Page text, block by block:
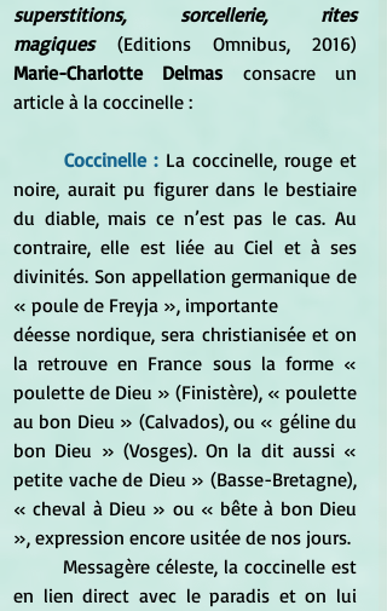
superstitions, sorcellerie, rites
magiques
Marie-Charlotte Delmas consacre un
article à la coccinelle :
Coccinelle : La coccinelle, rouge et
noire, aurait pu figurer dans le bestiaire
du diable, mais ce n’est pas le cas. Au
contraire, elle est liée au Ciel et à ses
divinités. Son appellation germanique de
« poule de Freyja », importante
déesse nordique, sera christianisée et on
la retrouve en France sous la forme «
poulette de Dieu » (Finistère), « poulette
au bon Dieu » (Calvados), ou « géline du
bon Dieu » (Vosges). On la dit aussi «
petite vache de Dieu » (Basse-Bretagne),
« cheval à Dieu » ou « bête à bon Dieu
», expression encore usitée de nos jours.
en lien direct avec le paradis et on lui